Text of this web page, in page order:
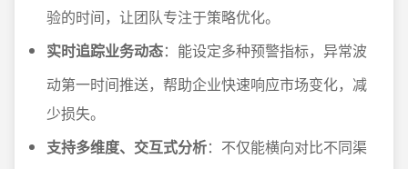
验的时间，让团队专注于策略优化。
实时追踪业务动态：能设定多种预警指标，异常波
动第一时间推送，帮助企业快速响应市场变化，减
少损失。
支持多维度、交互式分析：不仅能横向对比不同渠